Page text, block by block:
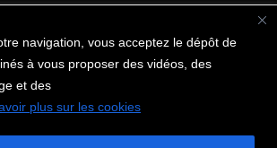
navigation, vous acceptez le dépôt de
à vous proposer des vidéos, des
et des
plus sur les cookies
Mentions légales
Vie privée et cookies